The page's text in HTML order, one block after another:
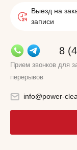
Выезд на
записи
8
Прием звонков для
перерывов
info@power-